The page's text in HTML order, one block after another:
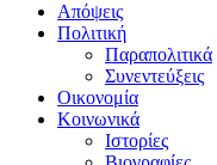
Απόψεις
Πολιτική
Παραπολιτικά
Συνεντεύξεις
Οικονομία
Κοινωνικά
Ιστορίες